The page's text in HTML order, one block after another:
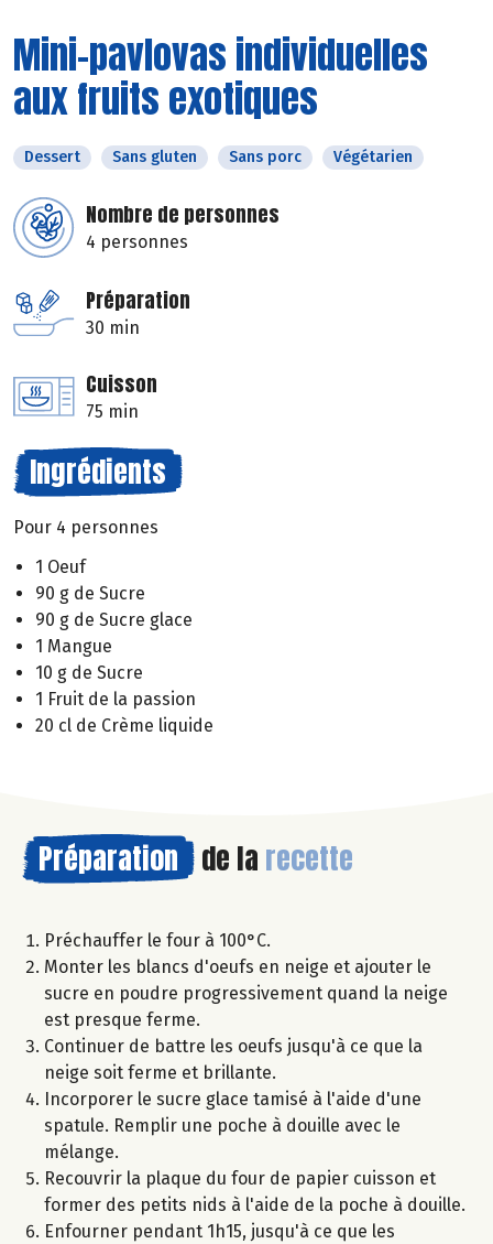
Mini-pavlovas individuelles
aux fruits exotiques
Dessert Sans gluten Sans porc Végétarien
Nombre de personnes
4 personnes
Préparation
30 min
Cuisson
75 min
Ingrédients
Pour 4 personnes
1 Oeuf
90 g de Sucre
90 g de Sucre glace
1 Mangue
10 g de Sucre
1 Fruit de la passion
20 cl de Crème liquide
Préparation de la recette
Préchauffer le four à 100°C.
Monter les blancs d'oeufs en neige et ajouter le
sucre en poudre progressivement quand la neige
est presque ferme.
Continuer de battre les oeufs jusqu'à ce que la
neige soit ferme et brillante.
Incorporer le sucre glace tamisé à l'aide d'une
spatule. Remplir une poche à douille avec le
mélange.
Recouvrir la plaque du four de papier cuisson et
former des petits nids à l'aide de la poche à douille.
Enfourner pendant 1h15, jusqu'à ce que les